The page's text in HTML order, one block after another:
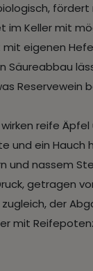
fördert
im Keller mit
eigenen
Säureabbau
Reservewein
reife
und ein Hauch
und nassem
getragen
der
mit